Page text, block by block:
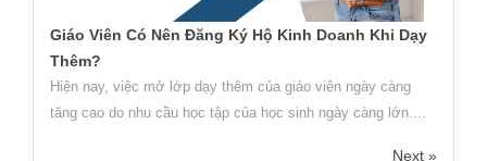
Giáo Viên Có Nên Đăng Ký Hộ Kinh Doanh Khi Dạy
Thêm?
Hiện nay, việc mở lớp dạy thêm của giáo viên ngày càng
tăng cao do nhu cầu học tập của học sinh ngày càng lớn....
Next »